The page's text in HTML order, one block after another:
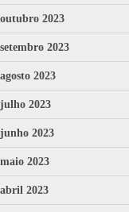
outubro 2023
setembro 2023
agosto 2023
julho 2023
junho 2023
maio 2023
abril 2023